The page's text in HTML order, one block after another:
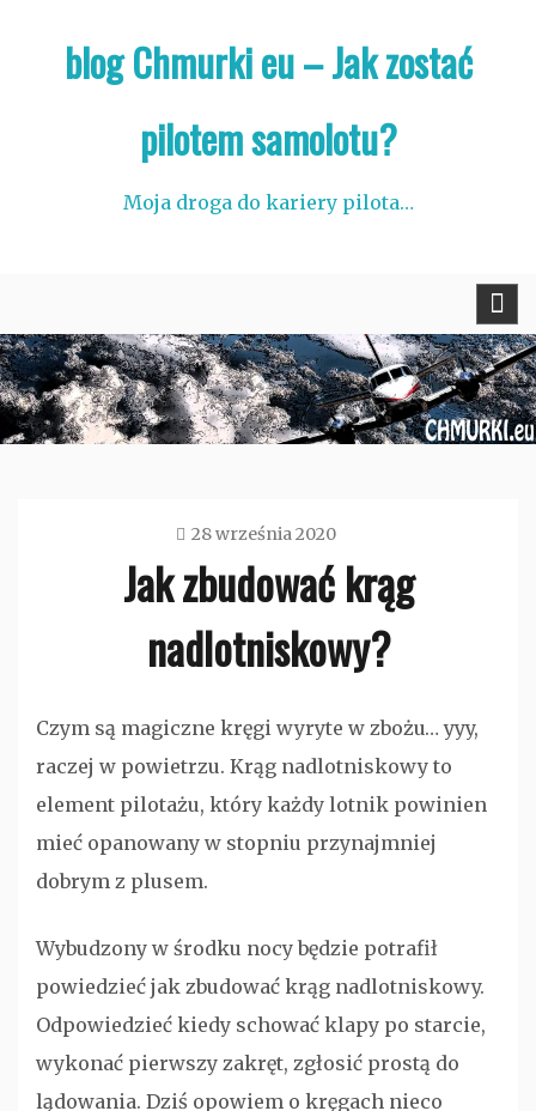
blog Chmurki eu – Jak zostać
pilotem samolotu?
Moja droga do kariery pilota…
28 września 2020
Jak zbudować krąg
nadlotniskowy?
kategorii
Czym są magiczne kręgi wyryte w zbożu… yyy,
raczej w powietrzu. Krąg nadlotniskowy to
element pilotażu, który każdy lotnik powinien
mieć opanowany w stopniu przynajmniej
dobrym z plusem.
Wybudzony w środku nocy będzie potrafił
powiedzieć jak zbudować krąg nadlotniskowy.
Odpowiedzieć kiedy schować klapy po starcie,
wykonać pierwszy zakręt, zgłosić prostą do
lądowania. Dziś opowiem o kręgach nieco